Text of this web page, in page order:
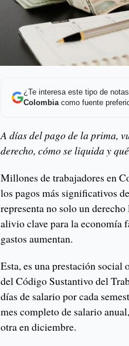
¿Te interesa este tipo de
Colombiacomo fuente
A días del pago de la prima,
derecho, cómo se liquida y
Millones de trabajadores en
los pagos más significativos
representa no solo un
alivio clave para la economía
gastos aumentan.
Esta, es una prestación
del Código Sustantivo del
días de salario por cada
mes completo de salario
otra en diciembre.